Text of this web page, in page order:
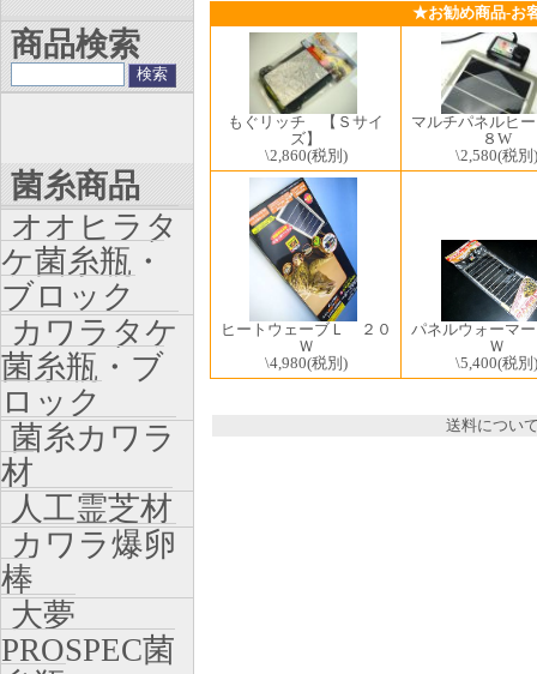
★お勧め商品-お
もぐリッチ 【Ｓサイ
ズ】
\2,860(税別)
マルチパネルヒ
８W
\2,580(税別)
ヒートウェーブＬ ２０
Ｗ
\4,980(税別)
パネルウォーマ
Ｗ
\5,400(税別)
送料につい
商品検索
菌糸商品
オオヒラタ
ケ菌糸瓶・
ブロック
カワラタケ
菌糸瓶・ブ
ロック
菌糸カワラ
材
人工霊芝材
カワラ爆卵
棒
大夢
PROSPEC菌